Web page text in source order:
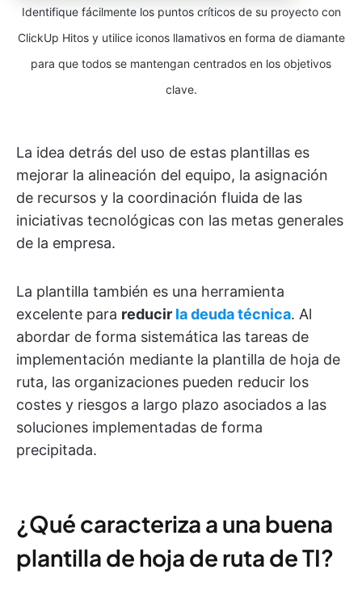
Identifique fácilmente los puntos críticos de su proyecto con
ClickUp Hitos y utilice iconos llamativos en forma de diamante
para que todos se mantengan centrados en los objetivos
clave.
La idea detrás del uso de estas plantillas es
mejorar la alineación del equipo, la asignación
de recursos y la coordinación fluida de las
iniciativas tecnológicas con las metas generales
de la empresa.
La plantilla también es una herramienta
excelente para reducir la deuda técnica. Al
abordar de forma sistemática las tareas de
implementación mediante la plantilla de hoja de
ruta, las organizaciones pueden reducir los
costes y riesgos a largo plazo asociados a las
soluciones implementadas de forma
precipitada.
¿Qué caracteriza a una buena
plantilla de hoja de ruta de TI?